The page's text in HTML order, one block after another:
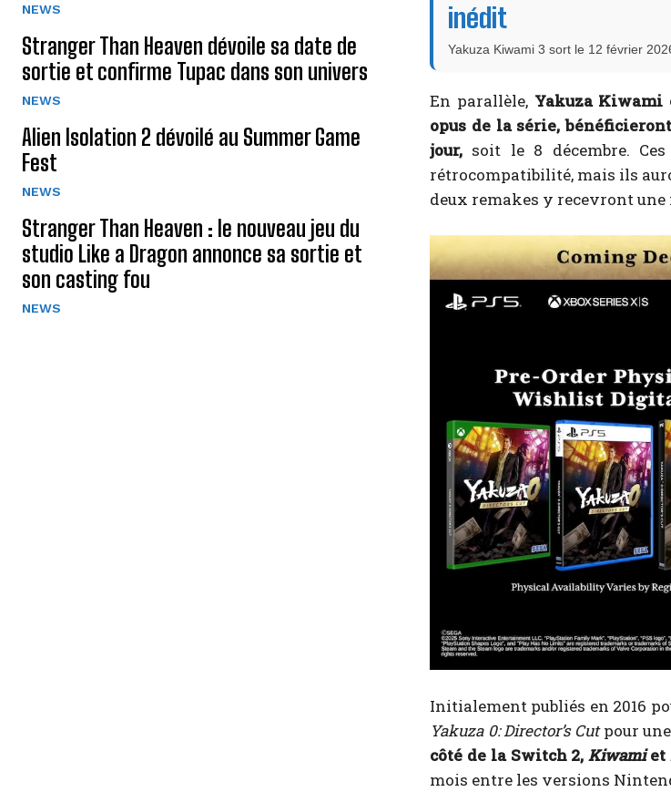
NEWS
Stranger Than Heaven dévoile sa date de
sortie et confirme Tupac dans son univers
NEWS
Alien Isolation 2 dévoilé au Summer Game
Fest
NEWS
Stranger Than Heaven : le nouveau jeu du
studio Like a Dragon annonce sa sortie et
son casting fou
NEWS
inédit
Yakuza Kiwami 3 sort le 12 février
En parallèle,Yakuza Kiwami
opus de la série,
jour, soit le 8 décembre.
rétrocompatibilité, mais ils
deux remakes y recevront
Initialement publiés en 2016
Yakuza 0: Director’s Cutpour
côté de la Switch 2,Kiwamiet
mois entre les versions